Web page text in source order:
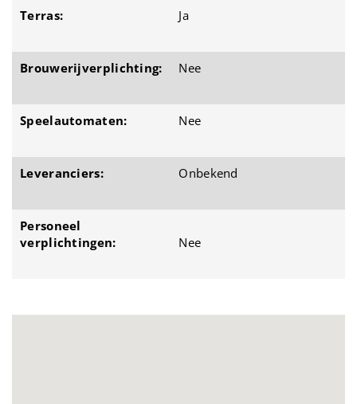
Terras: Ja
Brouwerijverplichting: Nee
Speelautomaten: Nee
Leveranciers: Onbekend
Personeel
verplichtingen:
Nee